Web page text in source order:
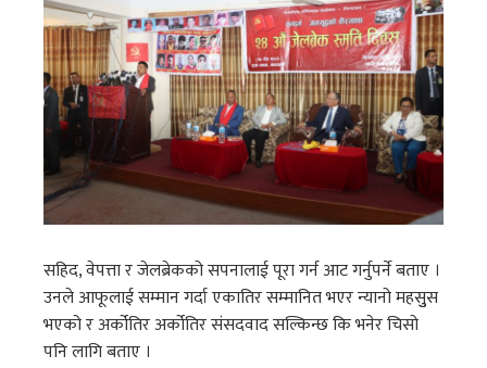
सहिद, वेपत्ता र जेलब्रेकको सपनालाई पूरा गर्न आट गर्नुपर्ने बताए ।
उनले आफूलाई सम्मान गर्दा एकातिर सम्मानित भएर न्यानो महसुुस
भएको र अर्कोतिर अर्कोतिर संसदवाद सल्किन्छ कि भनेर चिसो
पनि लागि बताए ।